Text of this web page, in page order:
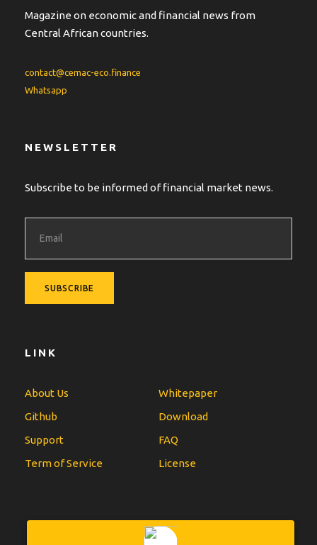
Magazine on economic and financial news from
Central African countries.
contact@cemac-eco.finance
Whatsapp
NEWSLETTER
Subscribe to be informed of financial market news.
LINK
About Us
Whitepaper
Github
Download
Support
FAQ
Term of Service
License